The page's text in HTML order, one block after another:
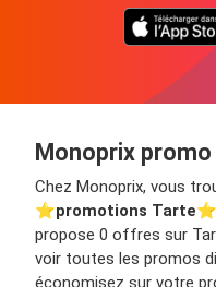
Monoprix
Chez Monoprix, vous
⭐️promotions Tarte
propose 0 offres sur
voir toutes les promos
économisez sur votre